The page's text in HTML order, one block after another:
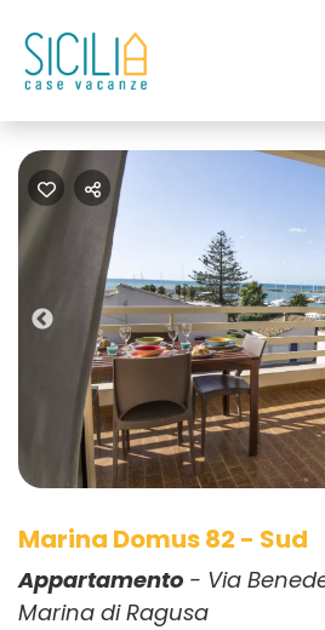
Previous
Marina Domus 82 - Sud
Appartamento - Via
Marina di Ragusa